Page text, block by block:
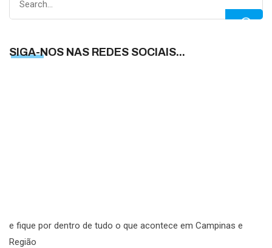
SIGA-NOS NAS REDES SOCIAIS...
e fique por dentro de tudo o que acontece em Campinas e
Região